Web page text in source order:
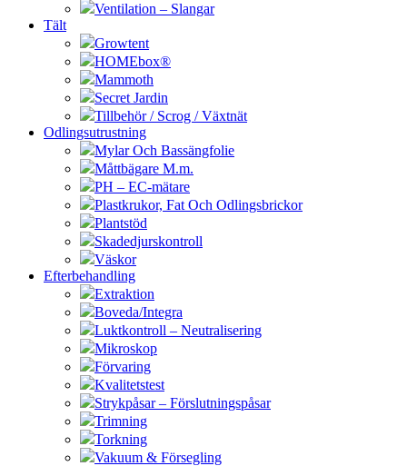
Ventilation – Slangar
Tält
Growtent
HOMEbox®
Mammoth
Secret Jardin
Tillbehör / Scrog / Växtnät
Odlingsutrustning
Mylar Och Bassängfolie
Måttbägare M.m.
PH – EC-mätare
Plastkrukor, Fat Och Odlingsbrickor
Plantstöd
Skadedjurskontroll
Väskor
Efterbehandling
Extraktion
Boveda/Integra
Luktkontroll – Neutralisering
Mikroskop
Förvaring
Kvalitetstest
Strykpåsar – Förslutningspåsar
Trimning
Torkning
Vakuum & Försegling